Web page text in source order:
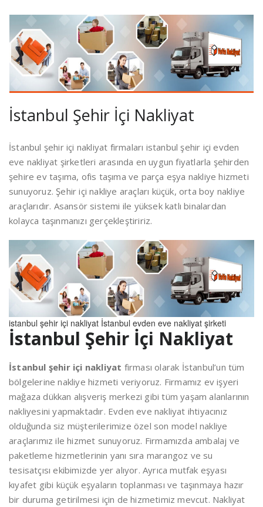
İstanbul Şehir İçi Nakliyat
İstanbul şehir içi nakliyat firmaları istanbul şehir içi evden
eve nakliyat şirketleri arasında en uygun fiyatlarla şehirden
şehire ev taşıma, ofis taşıma ve parça eşya nakliye hizmeti
sunuyoruz. Şehir içi nakliye araçları küçük, orta boy nakliye
araçlarıdır. Asansör sistemi ile yüksek katlı binalardan
kolayca taşınmanızı gerçekleştiririz.
istanbul şehir içi nakliyat İstanbul evden eve nakliyat şirketi
İstanbul Şehir İçi Nakliyat
İstanbul şehir içi nakliyat firması olarak İstanbul’un tüm
bölgelerine nakliye hizmeti veriyoruz. Firmamız ev işyeri
mağaza dükkan alışveriş merkezi gibi tüm yaşam alanlarının
nakliyesini yapmaktadır. Evden eve nakliyat ihtiyacınız
olduğunda siz müşterilerimize özel son model nakliye
araçlarımız ile hizmet sunuyoruz. Firmamızda ambalaj ve
paketleme hizmetlerinin yanı sıra marangoz ve su
tesisatçısı ekibimizde yer alıyor. Ayrıca mutfak eşyası
kıyafet gibi küçük eşyaların toplanması ve taşınmaya hazır
bir duruma getirilmesi için de hizmetimiz mevcut. Nakliyat